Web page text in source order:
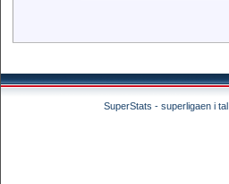
SuperStats - superligaen i tal